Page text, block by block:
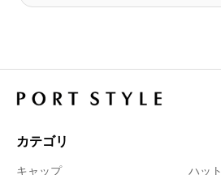
カテゴリ
キャップ
ハット